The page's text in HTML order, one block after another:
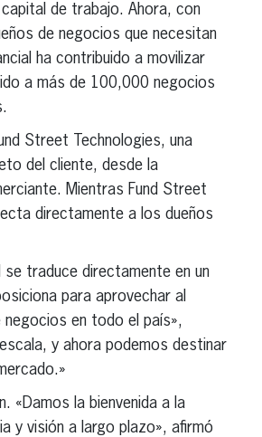
de trabajo. Ahora, con
de negocios que necesitan
ha contribuido a movilizar
a más de 100,000 negocios
Street Technologies, una
del cliente, desde la
Mientras Fund Street
directamente a los dueños
traduce directamente en un
para aprovechar al
en todo el país»,
y ahora podemos destinar
«Damos la bienvenida a la
y visión a largo plazo», afirmó